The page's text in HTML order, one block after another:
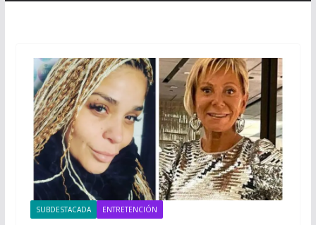
SUBDESTACADA ENTRETENCIÓN